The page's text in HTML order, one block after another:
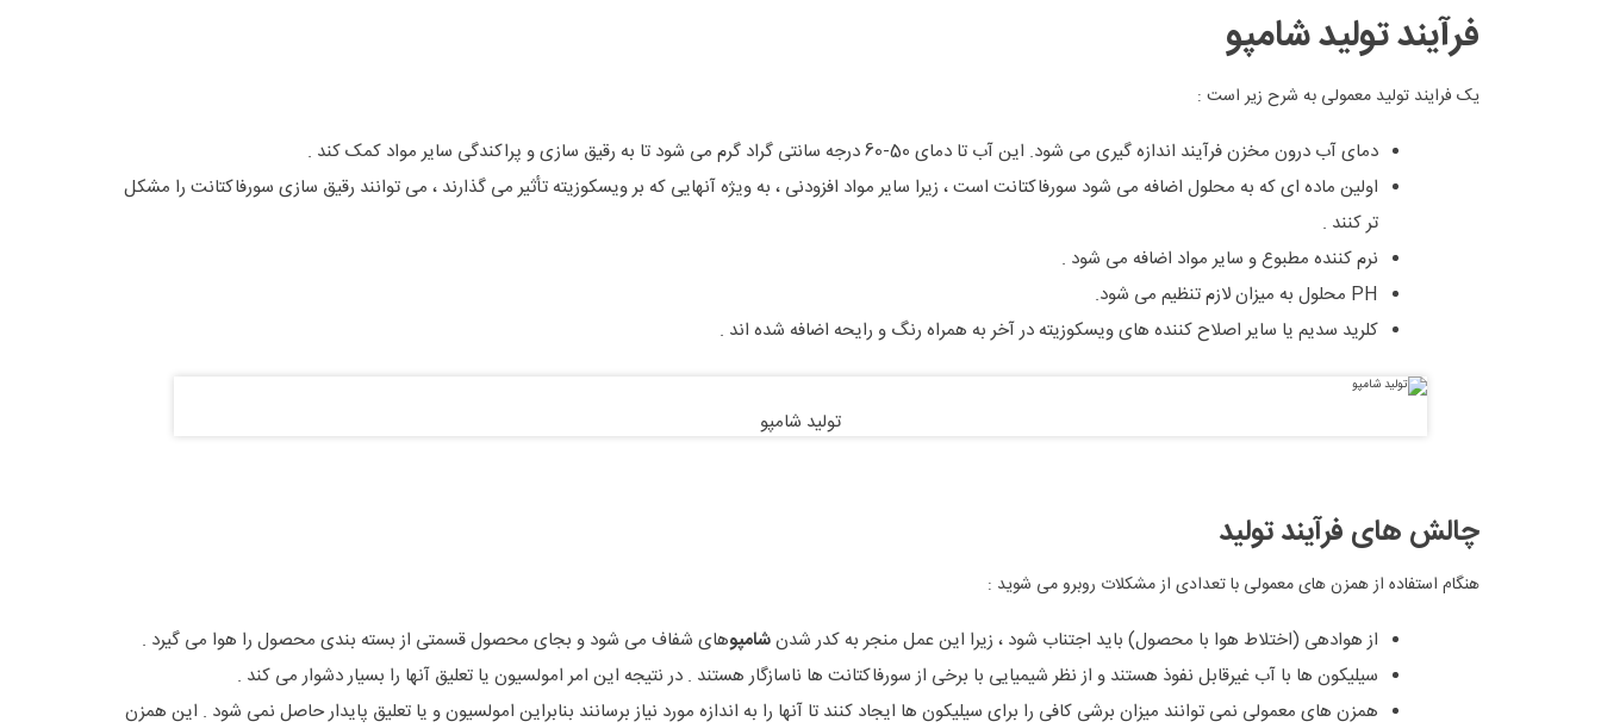
فرآیند تولید شامپو
یک فرایند تولید معمولی به شرح زیر است :
دمای آب درون مخزن فرآیند اندازه گیری می شود. این آب تا دمای 50-60 درجه سانتی گراد گرم می شود تا به رقیق سازی و پراکندگی سایر مواد کمک کند .
اولین ماده ای که به محلول اضافه می شود سورفاکتانت است ، زیرا سایر مواد افزودنی ، به ویژه آنهایی که بر ویسکوزیته تأثیر می گذارند ، می توانند رقیق سازی سورفاکتانت را مشکل
تر کنند .
نرم کننده مطبوع و سایر مواد اضافه می شود .
PH محلول به میزان لازم تنظیم می شود.
کلرید سدیم یا سایر اصلاح کننده های ویسکوزیته در آخر به همراه رنگ و رایحه اضافه شده اند .
تولید شامپو
چالش های فرآیند تولید
هنگام استفاده از همزن های معمولی با تعدادی از مشکلات روبرو می شوید :
از هوادهی (اختلاط هوا با محصول) باید اجتناب شود ، زیرا این عمل منجر به کدر شدنشامپوهای شفاف می شود و بجای محصول قسمتی از بسته بندی محصول را هوا می گیرد .
سیلیکون ها با آب غیرقابل نفوذ هستند و از نظر شیمیایی با برخی از سورفاکتانت ها ناسازگار هستند . در نتیجه این امر امولسیون یا تعلیق آنها را بسیار دشوار می کند .
همزن های معمولی نمی توانند میزان برشی کافی را برای سیلیکون ها ایجاد کنند تا آنها را به اندازه مورد نیاز برسانند بنابراین امولسیون و یا تعلیق پایدار حاصل نمی شود . این همزن